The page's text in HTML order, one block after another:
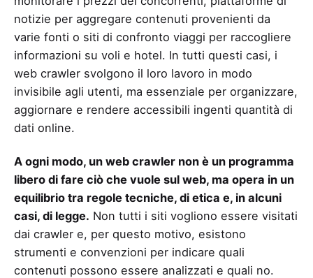
notizie per aggregare contenuti provenienti da
varie fonti o siti di confronto viaggi per raccogliere
informazioni su voli e hotel. In tutti questi casi, i
web crawler svolgono il loro lavoro in modo
invisibile agli utenti, ma essenziale per organizzare,
aggiornare e rendere accessibili ingenti quantità di
dati online.
A ogni modo, un web crawler non è un programma
libero di fare ciò che vuole sul web, ma opera in un
equilibrio tra regole tecniche, di etica e, in alcuni
casi, di legge. Non tutti i siti vogliono essere visitati
dai crawler e, per questo motivo, esistono
strumenti e convenzioni per indicare quali
contenuti possono essere analizzati e quali no.